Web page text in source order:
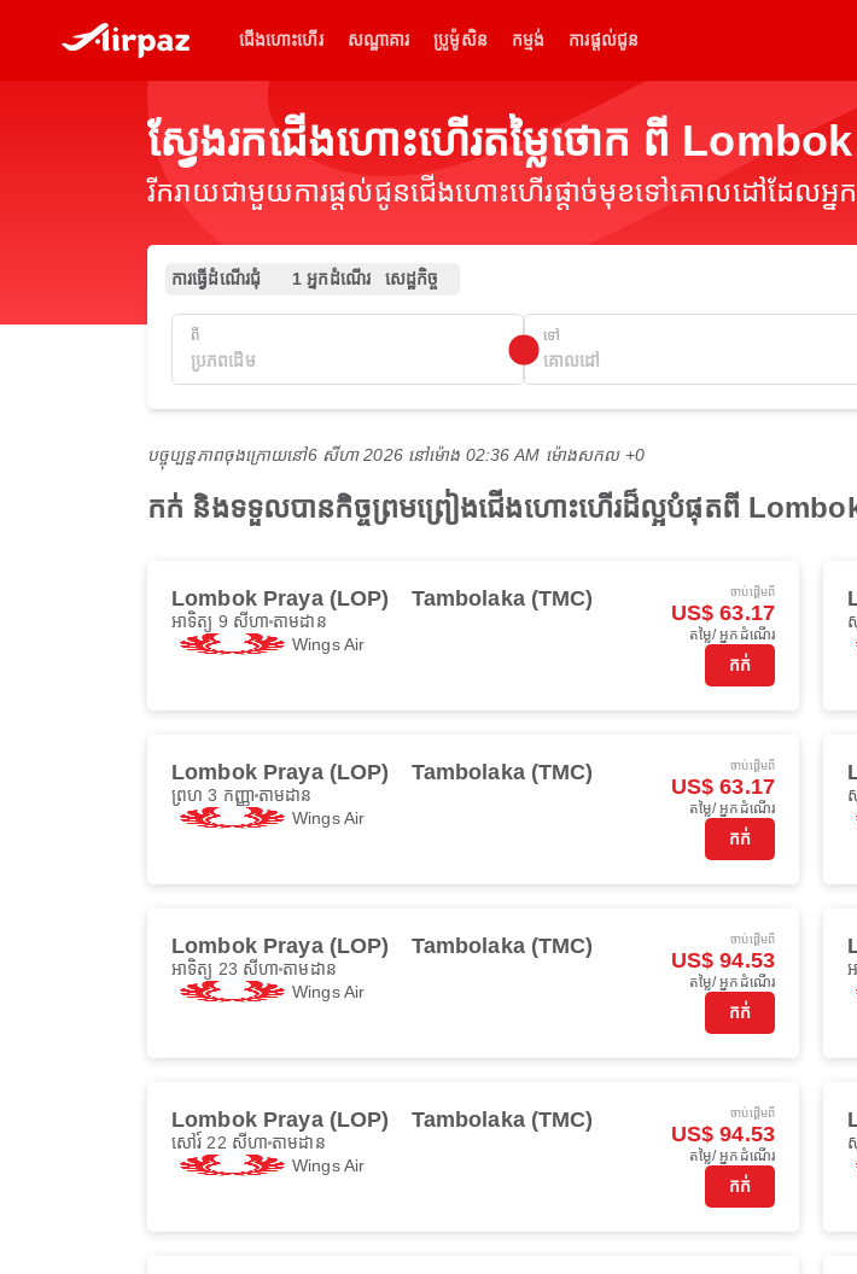
ជើងហោះហើរ សណ្ឋាគារ ប្រូម៉ូសិន កម្មង់ ការផ្តល់ជូន
ស្វែងរកជើងហោះហើរតម្លៃថោក ពី
រីករាយជាមួយការផ្តល់ជូនជើងហោះហើរផ្តាច់មុខទៅគោលដៅដែលអ្ន
ការធ្វើដំណើរជុំ 1 អ្នកដំណើរ សេដ្ឋកិច្ច
ពី ទៅ
បច្ចុប្បន្នភាពចុងក្រោយនៅ6 សីហា 2026 នៅ​ម៉ោង 02:36 AM ម៉ោង​សកល +0
កក់ និងទទួលបានកិច្ចព្រមព្រៀងជើងហោះហើរដ៏ល្អបំផុតពី
Lombok Praya (LOP) Tambolaka (TMC)
អាទិត្យ 9 សីហា តាមដាន
Wings Air
ចាប់ផ្ដើមពី
US$ 63.17
តម្លៃ/ អ្នកដំណើរ
កក់
Lombok Praya (LOP) Tambolaka (TMC)
ព្រហ 3 កញ្ញា តាមដាន
Wings Air
ចាប់ផ្ដើមពី
US$ 63.17
តម្លៃ/ អ្នកដំណើរ
កក់
Lombok Praya (LOP) Tambolaka (TMC)
អាទិត្យ 23 សីហា តាមដាន
Wings Air
ចាប់ផ្ដើមពី
US$ 94.53
តម្លៃ/ អ្នកដំណើរ
កក់
Lombok Praya (LOP) Tambolaka (TMC)
សៅរ៍ 22 សីហា តាមដាន
Wings Air
ចាប់ផ្ដើមពី
US$ 94.53
តម្លៃ/ អ្នកដំណើរ
កក់